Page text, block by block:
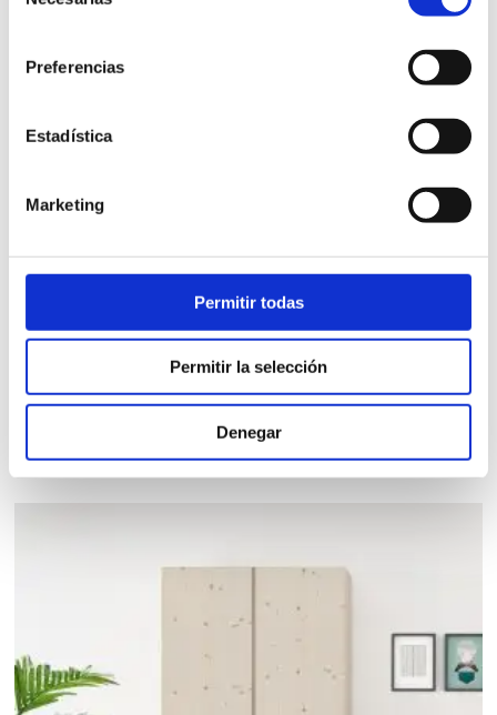
Preferencias
Estadística
Marketing
Permitir todas
Permitir la selección
Denegar
APARADOR VELA
además 3 cajones interiores. Fabricado en r...
3.310,00€
iva incl.
VER PRODUCTO